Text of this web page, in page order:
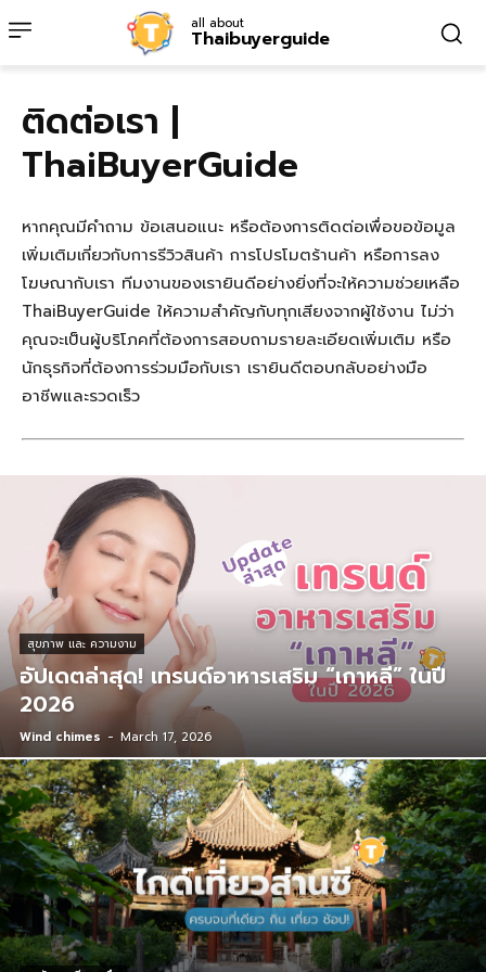
all about
Thaibuyerguide
ติดต่อเรา |
ThaiBuyerGuide
หากคุณมีคำถาม ข้อเสนอแนะ หรือต้องการติดต่อเพื่อขอข้อมูล
เพิ่มเติมเกี่ยวกับการรีวิวสินค้า การโปรโมตร้านค้า หรือการลง
โฆษณากับเรา ทีมงานของเรายินดีอย่างยิ่งที่จะให้ความช่วยเหลือ
ThaiBuyerGuide ให้ความสำคัญกับทุกเสียงจากผู้ใช้งาน ไม่ว่า
คุณจะเป็นผู้บริโภคที่ต้องการสอบถามรายละเอียดเพิ่มเติม หรือ
นักธุรกิจที่ต้องการร่วมมือกับเรา เรายินดีตอบกลับอย่างมือ
อาชีพและรวดเร็ว
สุขภาพ และ ความงาม
อัปเดตล่าสุด! เทรนด์อาหารเสริม “เกาหลี” ในปี
2026
Wind chimes - March 17, 2026